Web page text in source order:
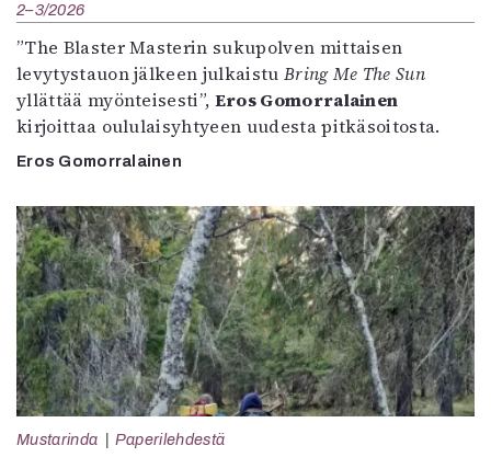
2–3/2026
”The Blaster Masterin sukupolven mittaisen
levytystauon jälkeen julkaistu Bring Me The Sun
yllättää myönteisesti”, Eros Gomorralainen
kirjoittaa oululaisyhtyeen uudesta pitkäsoitosta.
Eros Gomorralainen
Mustarinda Paperilehdestä